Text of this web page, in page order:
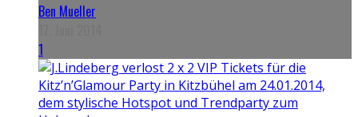
Ben Mueller
1